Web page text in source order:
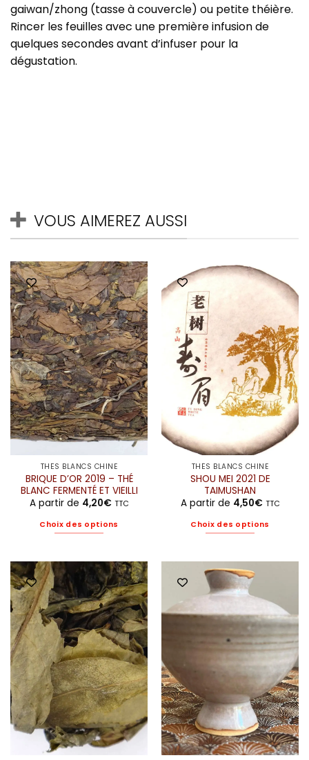
gaiwan/zhong (tasse à couvercle) ou petite théière.
Rincer les feuilles avec une première infusion de
quelques secondes avant d’infuser pour la
dégustation.
VOUS AIMEREZ AUSSI
THÉS BLANCS CHINE
BRIQUE D’OR 2019 – THÉ
BLANC FERMENTÉ ET VIEILLI
A partir de 4,20€ TTC
Choix des options
a
plusieurs
variations.
Les
options
peuvent
être
choisies
sur
la
page
du
produit
THÉS BLANCS CHINE
SHOU MEI 2021 DE
TAIMUSHAN
A partir de 4,50€ TTC
Choix des options
a
plusieurs
variations.
Les
options
peuvent
être
choisies
sur
la
page
du
produit